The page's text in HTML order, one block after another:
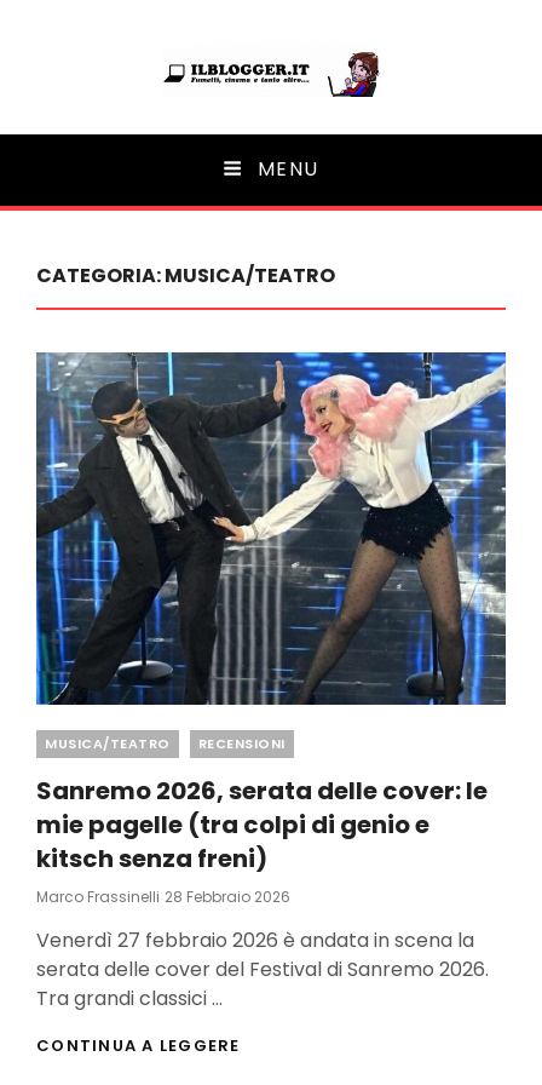
Ilblogger.it
Il portalino di blog | MENU
CATEGORIA:MUSICA/TEATRO
Categories
MUSICA/TEATRO RECENSIONI
Sanremo 2026, serata delle cover: le
mie pagelle (tra colpi di genio e
kitsch senza freni)
Marco Frassinelli Posted
28 Febbraio 2026
Venerdì 27 febbraio 2026 è andata in scena la
serata delle cover del Festival di Sanremo 2026.
Tra grandi classici …
CONTINUA A LEGGERE